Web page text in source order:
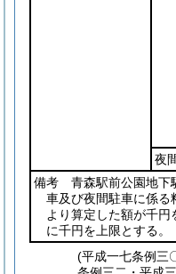
夜
備考 青森駅前公園地下
車及び夜間駐車に係る
より算定した額が千円
に千円を上限とする。
(平成一七条例三